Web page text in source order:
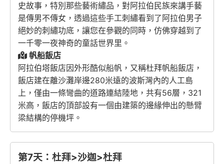
史故事，特別那些藝術繡品，對阿拉伯民族來講手藝
是傳男不傳女，透過這些手工刺繡看到了阿拉伯男子
絕妙的刺繡功底，讓您在參觀的同時，仿佛穿越到了
一千零一夜神奇的童話世界里。
帆船飯店
阿拉伯塔飯店因外形酷似船帆，又稱杜拜帆船飯店，
飯店建在離沙灘岸邊280米遠的波斯灣內的人工島
上，僅由一條彎曲的道路連結陸地，共有56層，321
米高，飯店的頂部設有一個由建築的邊緣伸出的懸臂
梁結構的停機坪。
第7天：杜拜>沙迦>杜拜